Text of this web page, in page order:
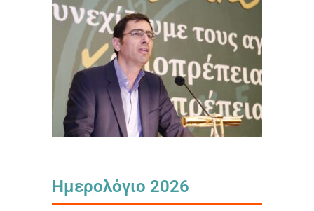
Ημερολόγιο 2026